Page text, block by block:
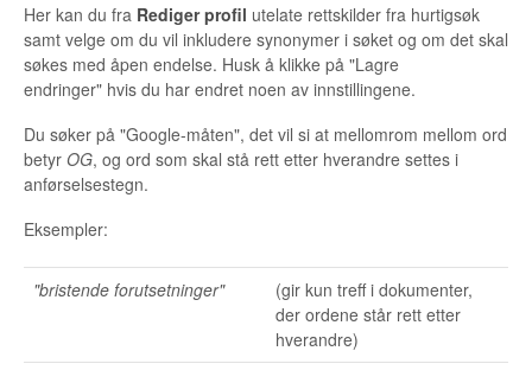
Her kan du fra Rediger profil utelate rettskilder fra hurtigsøk
samt velge om du vil inkludere synonymer i søket og om det skal
søkes med åpen endelse. Husk å klikke på "Lagre
endringer" hvis du har endret noen av innstillingene.
Du søker på "Google-måten", det vil si at mellomrom mellom ord
betyr OG, og ord som skal stå rett etter hverandre settes i
anførselsestegn.
Eksempler:
"bristende forutsetninger"
(gir kun treff i dokumenter,
der ordene står rett etter
hverandre)